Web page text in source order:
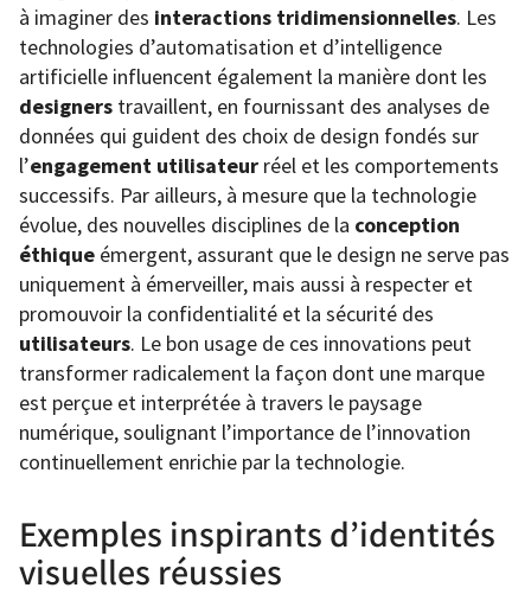
à imaginer des interactions tridimensionnelles. Les
technologies d’automatisation et d’intelligence
artificielle influencent également la manière dont les
designers travaillent, en fournissant des analyses de
données qui guident des choix de design fondés sur
l’engagement utilisateur réel et les comportements
successifs. Par ailleurs, à mesure que la technologie
évolue, des nouvelles disciplines de la conception
éthique émergent, assurant que le design ne serve pas
uniquement à émerveiller, mais aussi à respecter et
promouvoir la confidentialité et la sécurité des
utilisateurs. Le bon usage de ces innovations peut
transformer radicalement la façon dont une marque
est perçue et interprétée à travers le paysage
numérique, soulignant l’importance de l’innovation
continuellement enrichie par la technologie.
Exemples inspirants d’identités
visuelles réussies